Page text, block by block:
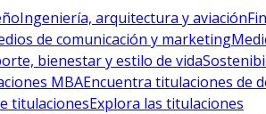
Ingeniería, arquitectura y aviación
de comunicación y marketing
bienestar y estilo de vida
MBAEncuentra titulaciones de
titulacionesExplora las titulaciones